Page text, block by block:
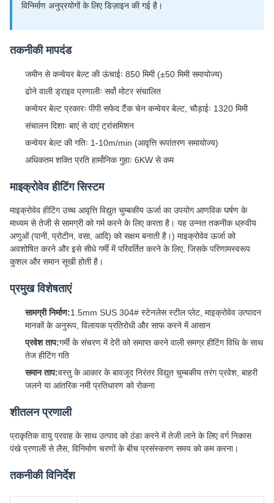
विनिर्माण अनुप्रयोगों के लिए डिज़ाइन की गई है।
तकनीकी मापदंड
जमीन से कन्वेयर बेल्ट की ऊंचाईः 850 मिमी (±50 मिमी समायोज्य)
ढोने वाली ड्राइव प्रणालीः सर्वो मोटर संचालित
कन्वेयर बेल्ट प्रकारः पीपी सफेद टैंक चेन कन्वेयर बेल्ट, चौड़ाईः 1320 मिमी
संचालन दिशाः बाएं से दाएं ट्रांसमिशन
कन्वेयर बेल्ट की गतिः 1-10m/min (आवृत्ति रूपांतरण समायोज्य)
अधिकतम शक्ति प्रति हार्मोनिक गुहाः 6KW से कम
माइक्रोवेव हीटिंग सिस्टम
माइक्रोवेव हीटिंग उच्च आवृत्ति विद्युत चुम्बकीय ऊर्जा का उपयोग आणविक घर्षण के
माध्यम से तेजी से सामग्री को गर्म करने के लिए करता है। यह उन्नत तकनीक ध्रुवीय
अणुओं (पानी, प्रोटीन, वसा, आदि) को सक्षम बनाती है।) माइक्रोवेव ऊर्जा को
अवशोषित करने और इसे सीधे गर्मी में परिवर्तित करने के लिए, जिसके परिणामस्वरूप
कुशल और समान सूखी होती है।
प्रमुख विशेषताएं
सामग्री निर्माण:1.5mm SUS 304# स्टेनलेस स्टील प्लेट, माइक्रोवेव उत्पादन
मानकों के अनुरूप, विलायक प्रतिरोधी और साफ करने में आसान
प्रवेश ताप:गर्मी के संचरण में देरी को समाप्त करने वाली समग्र हीटिंग विधि के साथ
तेज हीटिंग गति
समान ताप:वस्तु के आकार के बावजूद निरंतर विद्युत चुम्बकीय तरंग प्रवेश, बाहरी
जलने या आंतरिक नमी प्रतिधारण को रोकना
शीतलन प्रणाली
प्राकृतिक वायु प्रवाह के साथ उत्पाद को ठंडा करने में तेजी लाने के लिए वर्ग निकास
पंखे प्रणाली से लैस, विनिर्माण चरणों के बीच प्रसंस्करण समय को कम करना।
तकनीकी विनिर्देश